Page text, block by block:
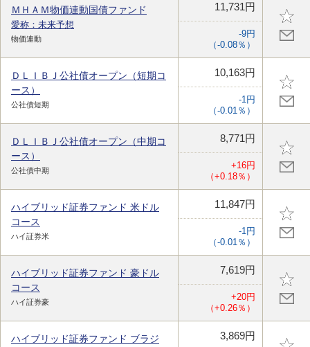
ＭＨＡＭ物価連動国債ファンド
愛称：未来予想
物価連動
11,731円
-9円
（-0.08％）
ＤＬＩＢＪ公社債オープン（短期コ
ース）
公社債短期
10,163円
-1円
（-0.01％）
ＤＬＩＢＪ公社債オープン（中期コ
ース）
公社債中期
8,771円
+16円
（+0.18％）
ハイブリッド証券ファンド 米ドル
コース
ハイ証券米
11,847円
-1円
（-0.01％）
ハイブリッド証券ファンド 豪ドル
コース
ハイ証券豪
7,619円
+20円
（+0.26％）
ハイブリッド証券ファンド ブラジ
3,869円